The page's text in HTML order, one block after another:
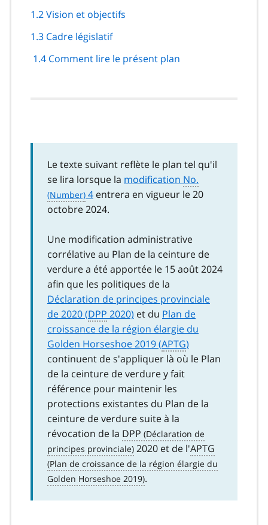
1.2 Vision et objectifs
1.3 Cadre législatif
1.4 Comment lire le présent plan
Le texte suivant reflète le plan tel qu'il
se lira lorsque la modification No.
4 entrera en vigueur le 20
octobre 2024.
Une modification administrative
corrélative au Plan de la ceinture de
verdure a été apportée le 15 août 2024
afin que les politiques de la
Déclaration de principes provinciale
de 2020 (DPP 2020) et du Plan de
croissance de la région élargie du
Golden Horseshoe 2019 (APTG)
continuent de s'appliquer là où le Plan
de la ceinture de verdure y fait
référence pour maintenir les
protections existantes du Plan de la
ceinture de verdure suite à la
révocation de la DPP
2020 et de l'APTG
.